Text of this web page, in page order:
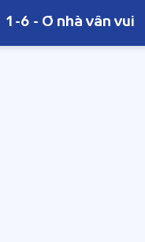
1-6 - Ở nhà vẫn vui